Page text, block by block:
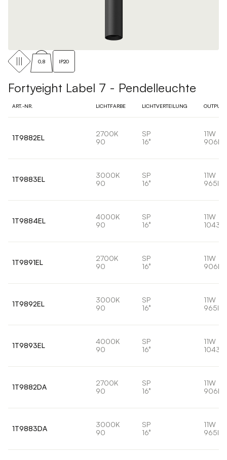
0,8 IP20
Fortyeight Label 7 - Pendelleuchte
ART.-NR. LICHTFARBE LICHTVERTEILUNG OUTPUT
1T9882EL
2700K
90
SP
16°
11W
906lm
1T9883EL
3000K
90
SP
16°
11W
965lm
1T9884EL
4000K
90
SP
16°
11W
1043lm
1T9891EL
2700K
90
SP
16°
11W
906lm
1T9892EL
3000K
90
SP
16°
11W
965lm
1T9893EL
4000K
90
SP
16°
11W
1043lm
1T9882DA
2700K
90
SP
16°
11W
906lm
1T9883DA
3000K
90
SP
16°
11W
965lm